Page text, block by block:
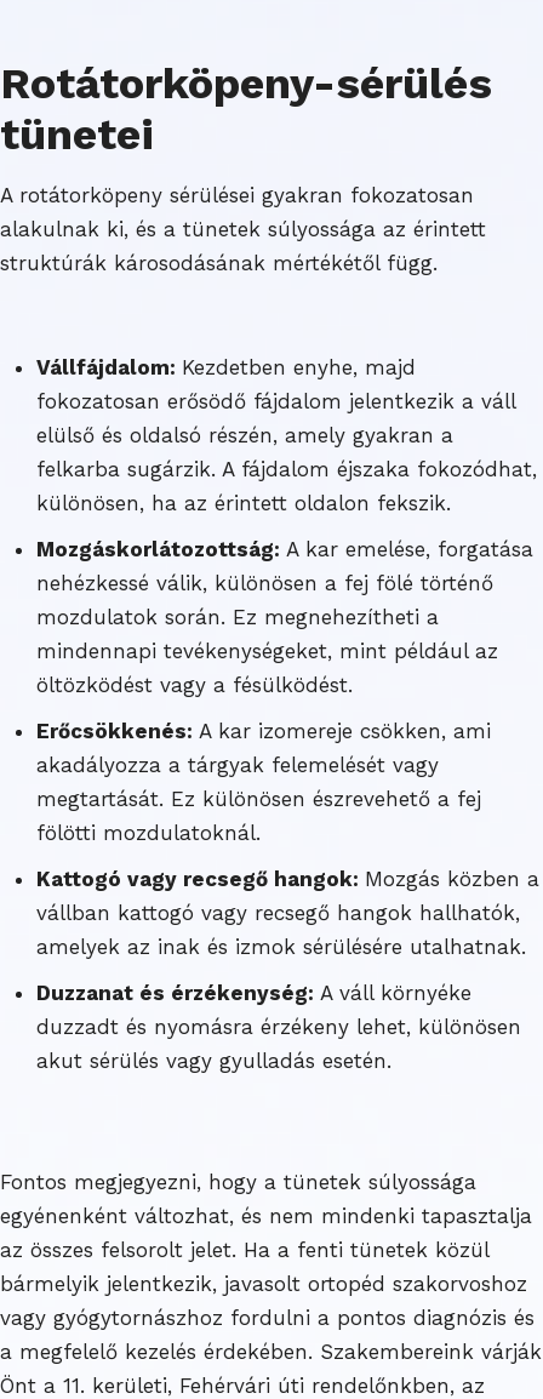
Rotátorköpeny-sérülés
tünetei
A rotátorköpeny sérülései gyakran fokozatosan
alakulnak ki, és a tünetek súlyossága az érintett
struktúrák károsodásának mértékétől függ.
Vállfájdalom: Kezdetben enyhe, majd
fokozatosan erősödő fájdalom jelentkezik a váll
elülső és oldalsó részén, amely gyakran a
felkarba sugárzik. A fájdalom éjszaka fokozódhat,
különösen, ha az érintett oldalon fekszik.
Mozgáskorlátozottság: A kar emelése, forgatása
nehézkessé válik, különösen a fej fölé történő
mozdulatok során. Ez megnehezítheti a
mindennapi tevékenységeket, mint például az
öltözködést vagy a fésülködést.
Erőcsökkenés: A kar izomereje csökken, ami
akadályozza a tárgyak felemelését vagy
megtartását. Ez különösen észrevehető a fej
fölötti mozdulatoknál.
Kattogó vagy recsegő hangok: Mozgás közben a
vállban kattogó vagy recsegő hangok hallhatók,
amelyek az inak és izmok sérülésére utalhatnak.
Duzzanat és érzékenység: A váll környéke
duzzadt és nyomásra érzékeny lehet, különösen
akut sérülés vagy gyulladás esetén.
Fontos megjegyezni, hogy a tünetek súlyossága
egyénenként változhat, és nem mindenki tapasztalja
az összes felsorolt jelet. Ha a fenti tünetek közül
bármelyik jelentkezik, javasolt ortopéd szakorvoshoz
vagy gyógytornászhoz fordulni a pontos diagnózis és
a megfelelő kezelés érdekében. Szakembereink várják
Önt a 11. kerületi, Fehérvári úti rendelőnkben, az